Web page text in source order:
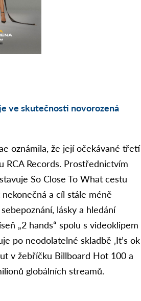
ve skutečnosti novorozená
oznámila, že její očekávané třetí
RCA Records. Prostřednictvím
So Close To What cestu
a cíl stále méně
lásky a hledání
„2 hands“ spolu s videoklipem
po neodolatelné skladbě ‚It’s ok
v žebříčku Billboard Hot 100 a
globálních streamů.